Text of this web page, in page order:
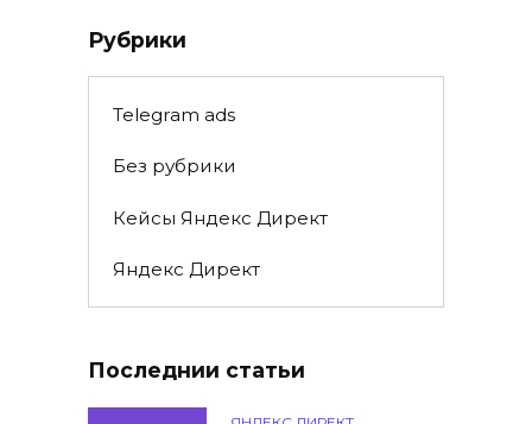
Рубрики
Telegram ads
Без рубрики
Кейсы Яндекс Директ
Яндекс Директ
Последнии статьи